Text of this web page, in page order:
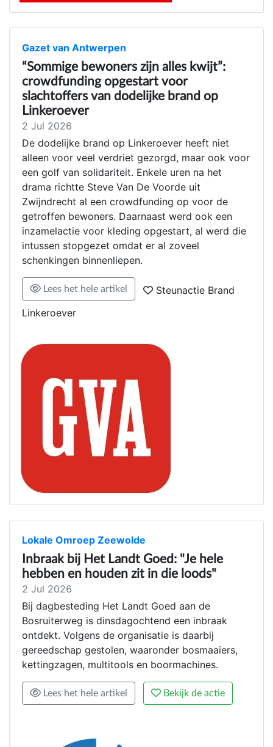
Gazet van Antwerpen
“Sommige bewoners zijn alles kwijt”:
crowdfunding opgestart voor
slachtoffers van dodelijke brand op
Linkeroever
2 Jul 2026
De dodelijke brand op Linkeroever heeft niet
alleen voor veel verdriet gezorgd, maar ook voor
een golf van solidariteit. Enkele uren na het
drama richtte Steve Van De Voorde uit
Zwijndrecht al een crowdfunding op voor de
getroffen bewoners. Daarnaast werd ook een
inzamelactie voor kleding opgestart, al werd die
intussen stopgezet omdat er al zoveel
schenkingen binnenliepen.
Lees het hele artikel
Steunactie Brand
Linkeroever
Lokale Omroep Zeewolde
Inbraak bij Het Landt Goed: "Je hele
hebben en houden zit in die loods"
2 Jul 2026
Bij dagbesteding Het Landt Goed aan de
Bosruiterweg is dinsdagochtend een inbraak
ontdekt. Volgens de organisatie is daarbij
gereedschap gestolen, waaronder bosmaaiers,
kettingzagen, multitools en boormachines.
Lees het hele artikel Bekijk de actie